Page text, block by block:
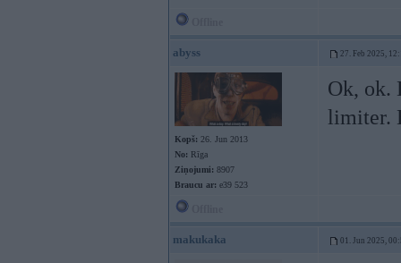
abyss 27. Feb 2025,
Kopš: 26. Jun 2013
No: Rīga
Ziņojumi: 8907
Braucu ar: e39 523
Ok, ok.
limiter.
makukaka 01. Jun 2025,